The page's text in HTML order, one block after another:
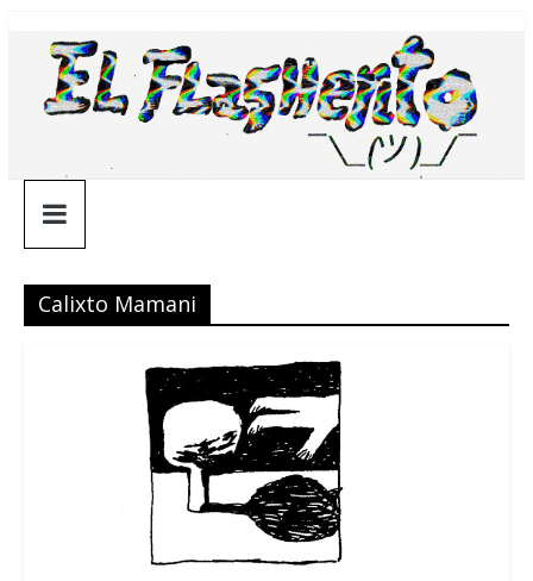
contenido
¯\_(ツ)_/
¯
Calixto Mamani